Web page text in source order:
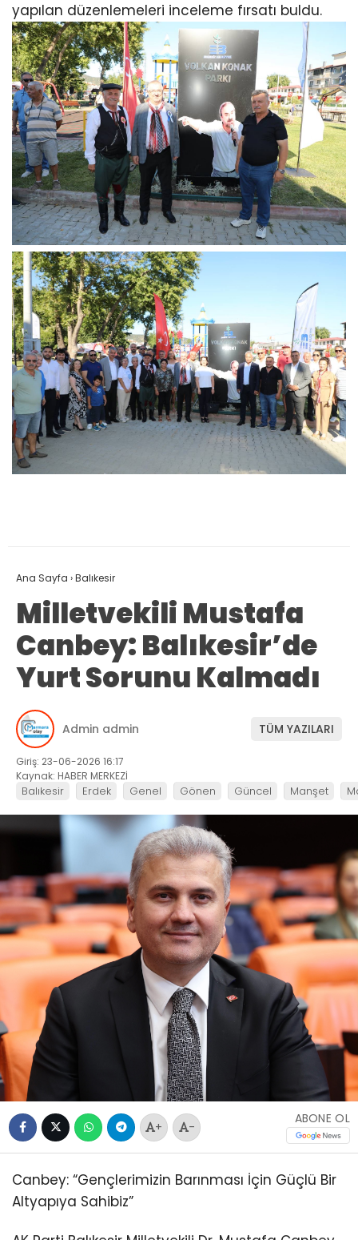
yapılan düzenlemeleri inceleme fırsatı buldu.
Ana Sayfa ›Balıkesir
Milletvekili Mustafa
Canbey: Balıkesir’de
Yurt Sorunu Kalmadı
Admin admin TÜM YAZILARI
Giriş: 23-06-2026 16:17
Kaynak: HABER MERKEZİ
Balıkesir Erdek Genel Gönen Güncel Manşet
+ -
ABONE OL
Canbey: “Gençlerimizin Barınması İçin Güçlü Bir
Altyapıya Sahibiz”